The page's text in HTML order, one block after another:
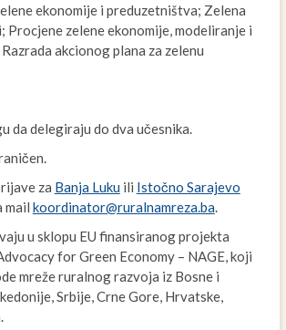
ekonomije i preduzetništva; Zelena
Procjene zelene ekonomije, modeliranje i
akcionog plana za zelenu
da delegiraju do dva učesnika.
za Banja Luku ili Istočno Sarajevo
mail koordinator@ruralnamreza.ba.
u sklopu EU finansiranog projekta
for Green Economy – NAGE, koji
mreže ruralnog razvoja iz Bosne i
Srbije, Crne Gore, Hrvatske,